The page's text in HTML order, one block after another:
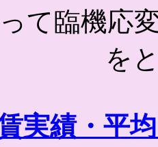
て臨機応
を
実績・平